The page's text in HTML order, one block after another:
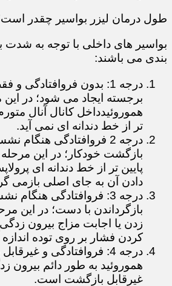
طول درمان لیزر بواسیر چقدر
بواسیر های داخلی با توجه به شدت
بندی می باشند:
درجه 1: بدون
برجسته ایجاد می شود؛ در این
هموروئیدداخل کانال آنال
تر از خط دندانه ای نمی آید.
درجه 2 فروافتادگی هنگام
بازگشت خودکار؛ در این
پایین تر از خط دندانه ای
دادن آن به جای اصلی بازمی
درجه 3: فروافتادگی هنگام
بازگرداندن با دست؛ در این
زدن یا اجابت مزاج بیرون زدگی
کردن فشار بر روی توده
درجه 4: فروافتادگی و
هموروئید به طور دائم بیرون
غیرقابل بازگشت است.